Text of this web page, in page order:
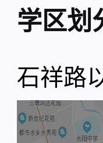
学区划
石祥路